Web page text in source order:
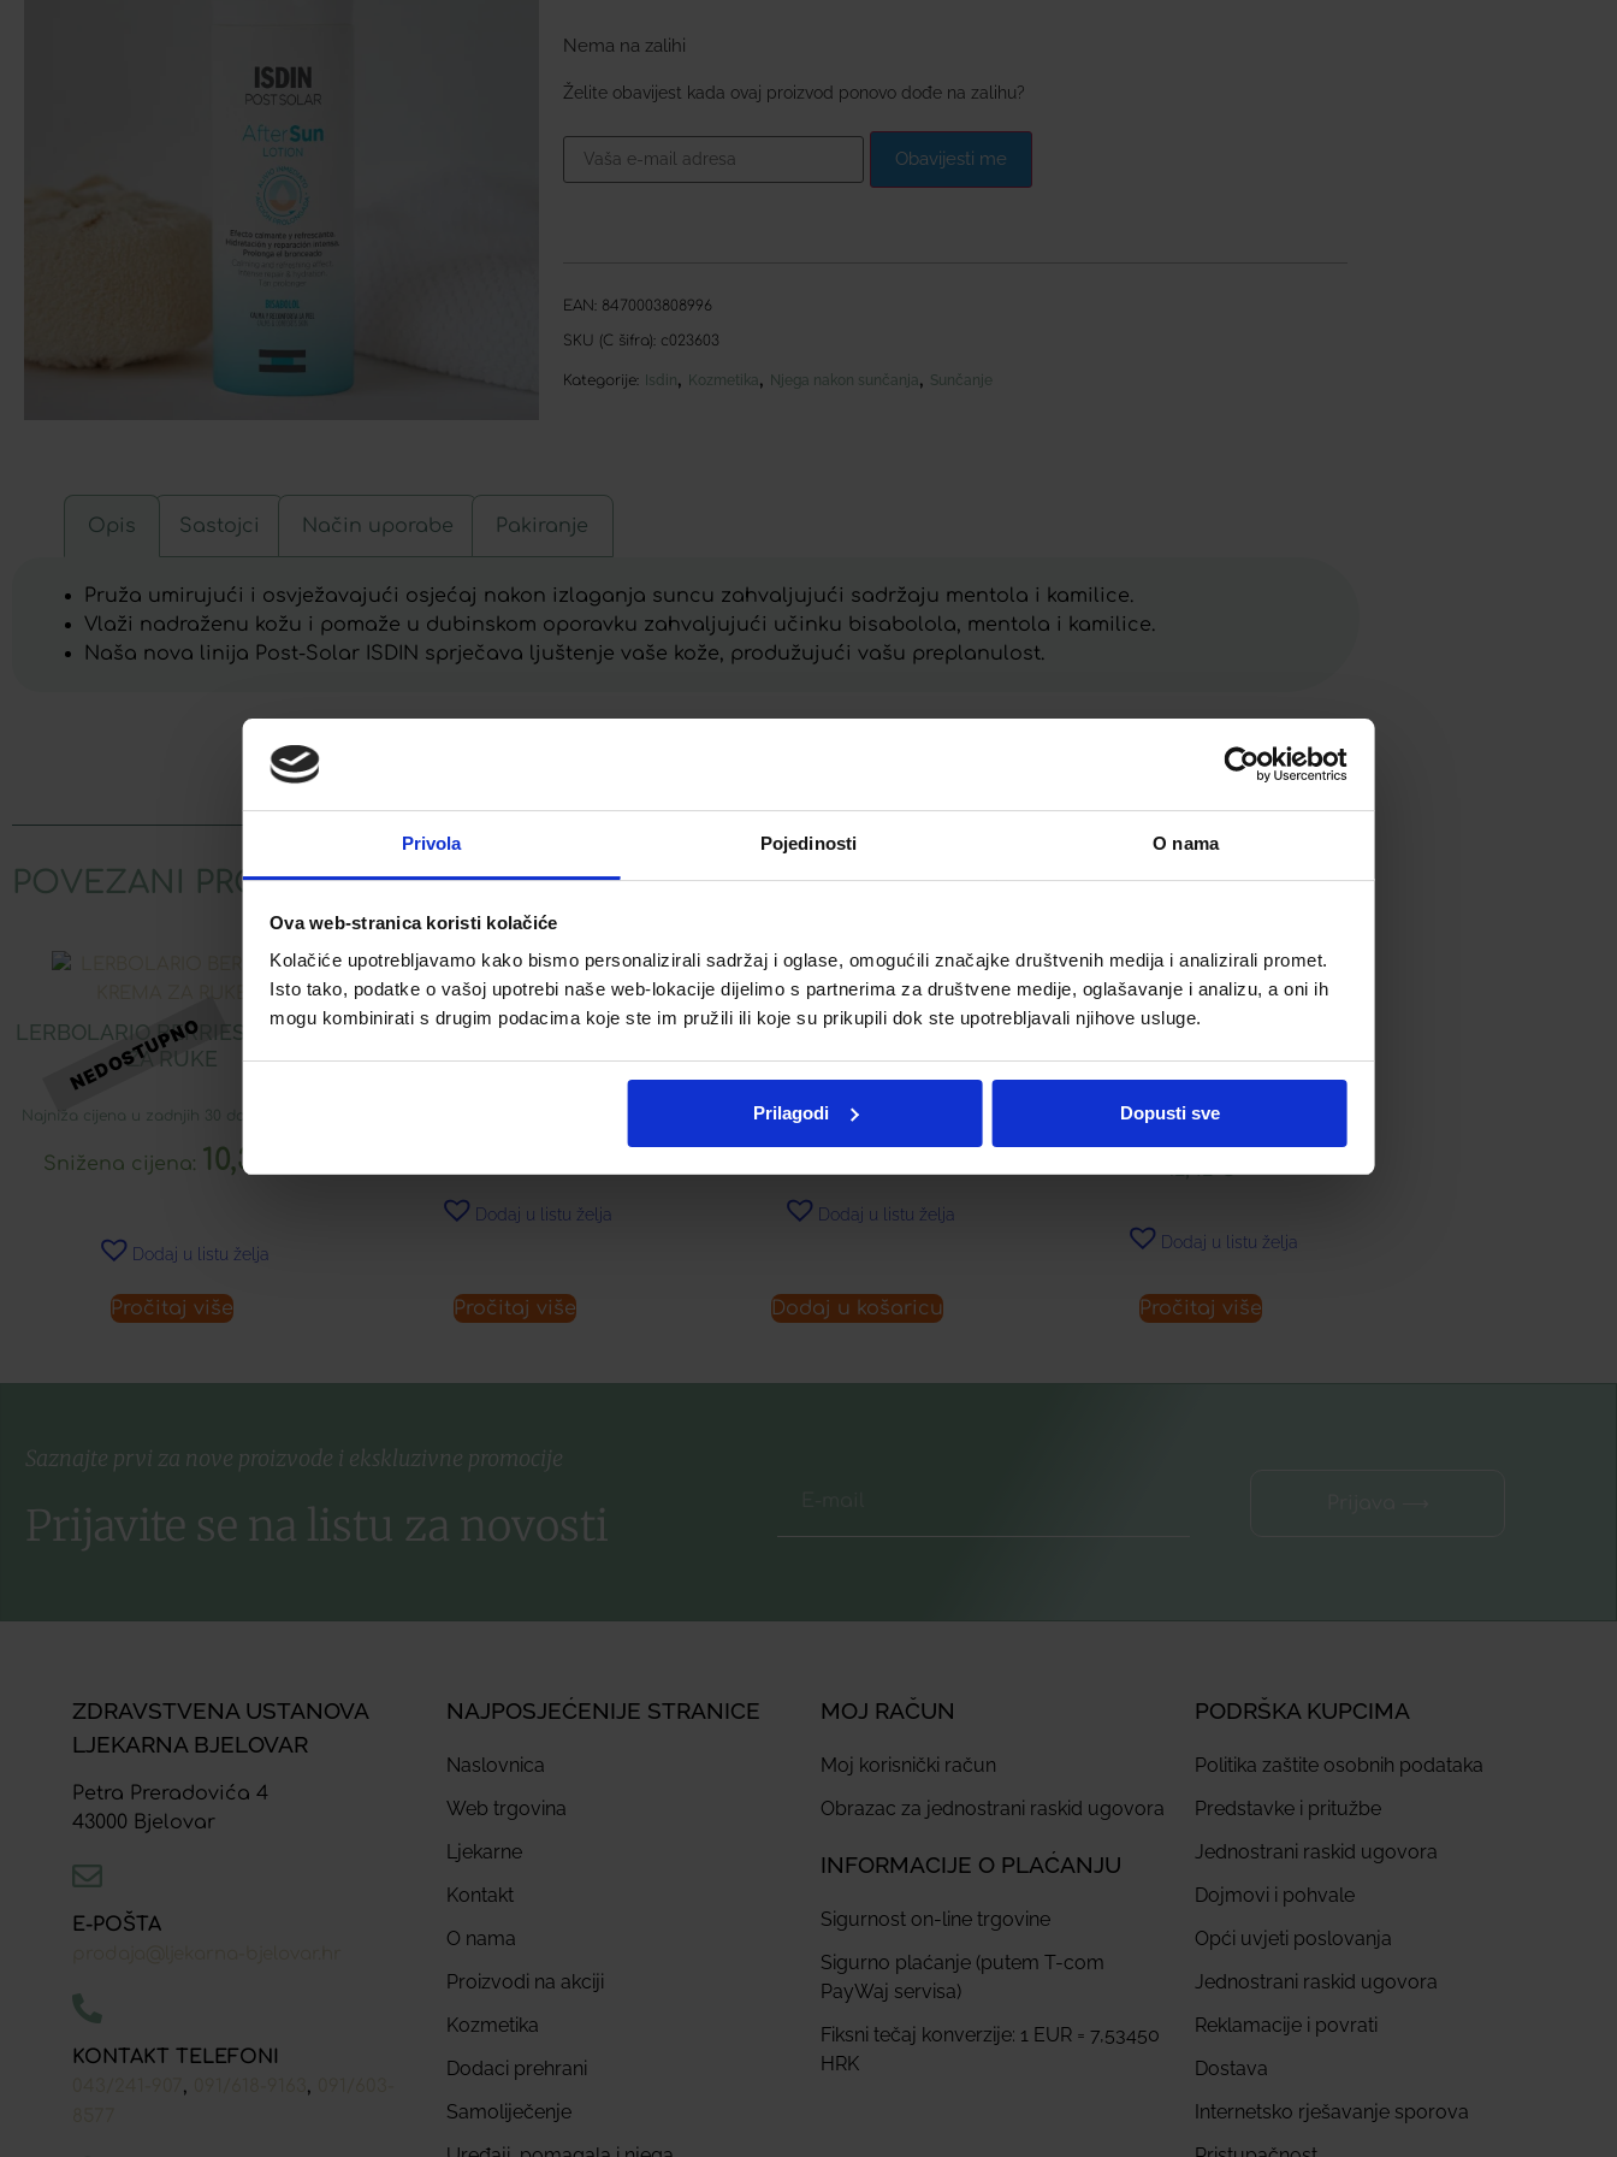
Privola Pojedinosti O nama
Ova web-stranica koristi kolačiće
Kolačiće upotrebljavamo kako bismo personalizirali sadržaj i oglase, omogućili značajke društvenih medija i analizirali promet.
Isto tako, podatke o vašoj upotrebi naše web-lokacije dijelimo s partnerima za društvene medije, oglašavanje i analizu, a oni ih
mogu kombinirati s drugim podacima koje ste im pružili ili koje su prikupili dok ste upotrebljavali njihove usluge.
Prilagodi Dopusti sve
Nema na zalihi
Želite obavijest kada ovaj proizvod ponovo dođe na zalihu?
Obavijesti me
EAN: 8470003808996
SKU (C šifra): c023603
Kategorije: Isdin, Kozmetika, Njega nakon sunčanja, Sunčanje
Opis Sastojci Način uporabe Pakiranje
Pruža umirujući i osvježavajući osjećaj nakon izlaganja suncu zahvaljujući sadržaju mentola i kamilice.
Vlaži nadraženu kožu i pomaže u dubinskom oporavku zahvaljujući učinku bisabolola, mentola i kamilice.
Naša nova linija Post-Solar ISDIN sprječava ljuštenje vaše kože, produžujući vašu preplanulost.
POVEZANI PROIZVODI
Akcija!
LERBOLARIO BERRIES KREMA
ZA RUKE
Najniža cijena u zadnjih 30 dana:
Snižena cijena: 10,31
Dodaj u listu želja
Pročitaj više
LERBOLARIO BERRIES
PARFEM
Dodaj u listu želja
Pročitaj više
LERBOLARIO BAOBAB
PARFEM
34,48
Dodaj u listu želja
Dodaj u košaricu
APIVITA NJEŽNI ČISTAČ ZA
UKLANJANJE ŠMINKE ZA
PODRUČJE OKO OČIJU
12,42€
Dodaj u listu želja
Pročitaj više
Saznajte prvi za nove proizvode i ekskluzivne promocije
Prijavite se na listu za novosti
ZDRAVSTVENA USTANOVA
LJEKARNA BJELOVAR
Petra Preradovića 4
43000 Bjelovar
E-POŠTA
KONTAKT TELEFONI
, ,
NAJPOSJEĆENIJE STRANICE
Naslovnica
Web trgovina
Ljekarne
Kontakt
O nama
Proizvodi na akciji
Kozmetika
Dodaci prehrani
Samoliječenje
MOJ RAČUN
Moj korisnički račun
Obrazac za jednostrani raskid ugovora
INFORMACIJE O PLAĆANJU
Sigurnost on-line trgovine
Sigurno plaćanje (putem T-com
PayWaj servisa)
Fiksni tečaj konverzije: 1 EUR = 7,53450
HRK
PODRŠKA KUPCIMA
Politika zaštite osobnih podataka
Predstavke i pritužbe
Jednostrani raskid ugovora
Dojmovi i pohvale
Opći uvjeti poslovanja
Jednostrani raskid ugovora
Reklamacije i povrati
Dostava
Internetsko rješavanje sporova